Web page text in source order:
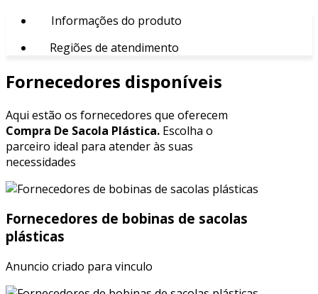
Informações do produto
Regiões de atendimento
Fornecedores disponíveis
Aqui estão os fornecedores que oferecem
Compra De Sacola Plástica. Escolha o
parceiro ideal para atender às suas
necessidades
Fornecedores de bobinas de sacolas
plásticas
Anuncio criado para vinculo